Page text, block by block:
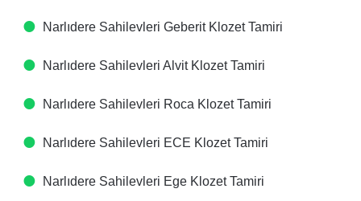
Narlıdere Sahilevleri Geberit Klozet Tamiri
Narlıdere Sahilevleri Alvit Klozet Tamiri
Narlıdere Sahilevleri Roca Klozet Tamiri
Narlıdere Sahilevleri ECE Klozet Tamiri
Narlıdere Sahilevleri Ege Klozet Tamiri